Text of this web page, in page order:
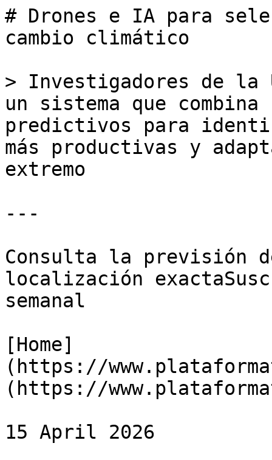
# Drones e IA para
cambio climático
> Investigadores de la
un sistema que
predictivos para
más productivas y
extremo
---
Consulta la previsión
localización
semanal
[Home]
(https://
(https://
15 April 2026